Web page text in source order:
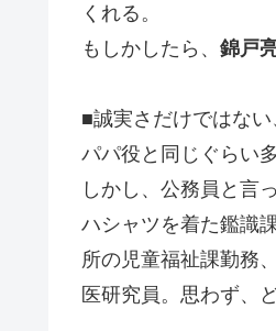
くれる。
もしかしたら、 錦戸
■誠実さだけではな
パパ役と同じぐらい
しかし、公務員と言
ハシャツを着た鑑識
所の児童福祉課勤務
医研究員。思わず、